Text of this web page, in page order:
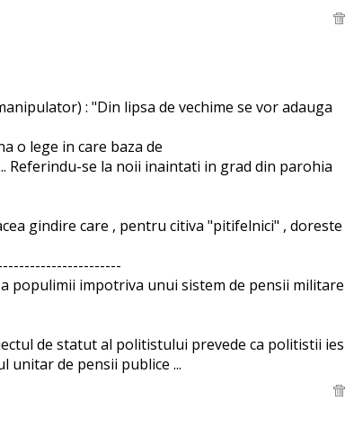
: "Din lipsa de vechime se vor adauga
o lege in care baza de
Referindu-se la noii inaintati in grad din parohia
gindire care , pentru citiva "pitifelnici" , doreste
populimii impotriva unui sistem de pensii militare
de statut al politistului prevede ca politistii ies
unitar de pensii publice ...